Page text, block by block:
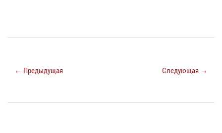
← Предыдущая Следующая →